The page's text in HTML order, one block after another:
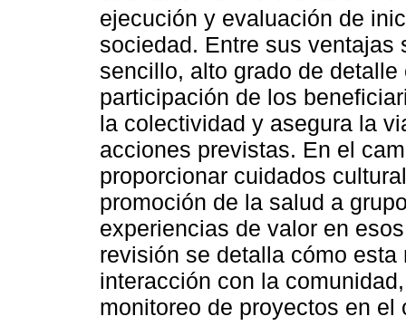
ejecución y evaluación de
sociedad. Entre sus ventajas
sencillo, alto grado de
participación de los
la colectividad y asegura la
acciones previstas. En el
proporcionar cuidados
promoción de la salud a
experiencias de valor en
revisión se detalla cómo
interacción con la
monitoreo de proyectos en el